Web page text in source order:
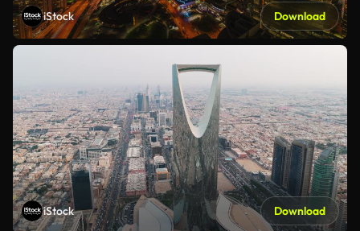
iStock Download
iStock Download